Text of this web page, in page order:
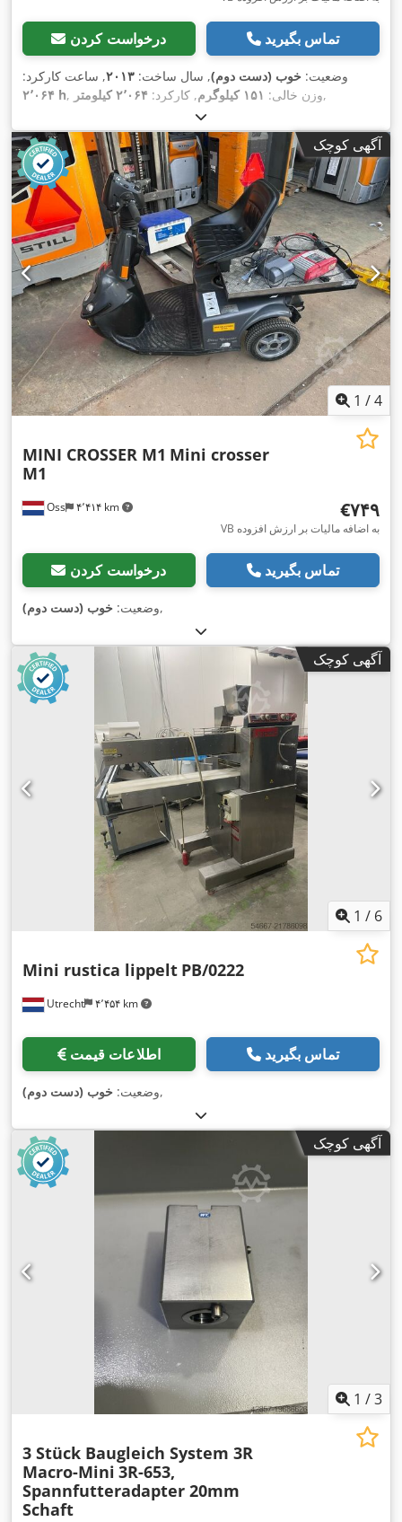
درخواست کردن تماس بگیرید
وضعیت: خوب (دست دوم), سال ساخت: ۲۰۱۳, ساعت کارکرد:
۲٬۰۶۴ h
, وزن خالی: ۱۵۱ کیلوگرم , کارکرد: ۲٬۰۶۴ کیلومتر ,
آگهی کوچک
1 /4
Oss ۴٬۴۱۴ km
MINI CROSSER M1 Mini crosser
M1
‎€۷۴۹
VB به اضافه مالیات بر ارزش افزوده
درخواست کردن تماس بگیرید
وضعیت: خوب (دست دوم) ,
آگهی کوچک
1 / 6
Utrecht ۴٬۴۵۴ km
Mini rustica lippelt PB/0222
اطلاعات قیمت تماس بگیرید
وضعیت: خوب (دست دوم) ,
آگهی کوچک
1 /3
3 Stück Baugleich System 3R
Macro-Mini 3R-653,
Spannfutteradapter 20mm
Schaft